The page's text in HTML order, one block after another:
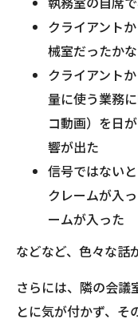
クライアント
械室だったか
クライアント
量に使う業務
コ動画）を日
響が出た
信号ではない
クレームが入
ームが入った
などなど、色々な話
さらには、隣の会議
とに気が付かず、そ